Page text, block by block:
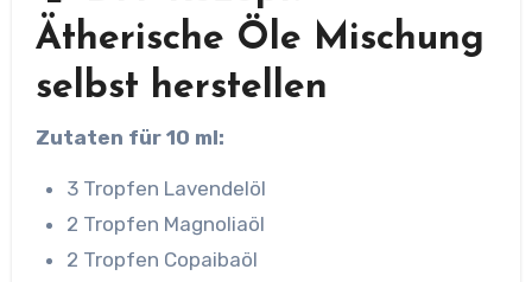
Ätherische Öle Mischung
selbst herstellen
Zutaten für 10 ml:
3 Tropfen Lavendelöl
2 Tropfen Magnoliaöl
2 Tropfen Copaibaöl